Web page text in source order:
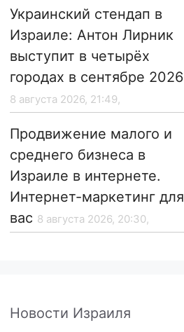
Украинский стендап в
Израиле: Антон Лирник
выступит в четырёх
городах в сентябре 2026
8 августа 2026, 21:49,
Продвижение малого и
среднего бизнеса в
Израиле в интернете.
Интернет-маркетинг для
вас 8 августа 2026, 20:30,
Новости Израиля